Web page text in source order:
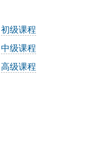
初级课程
中级课程
高级课程